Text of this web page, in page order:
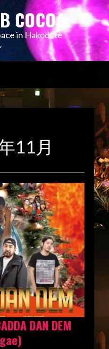
COCOA
in Hakodate
11月
DAN DEM